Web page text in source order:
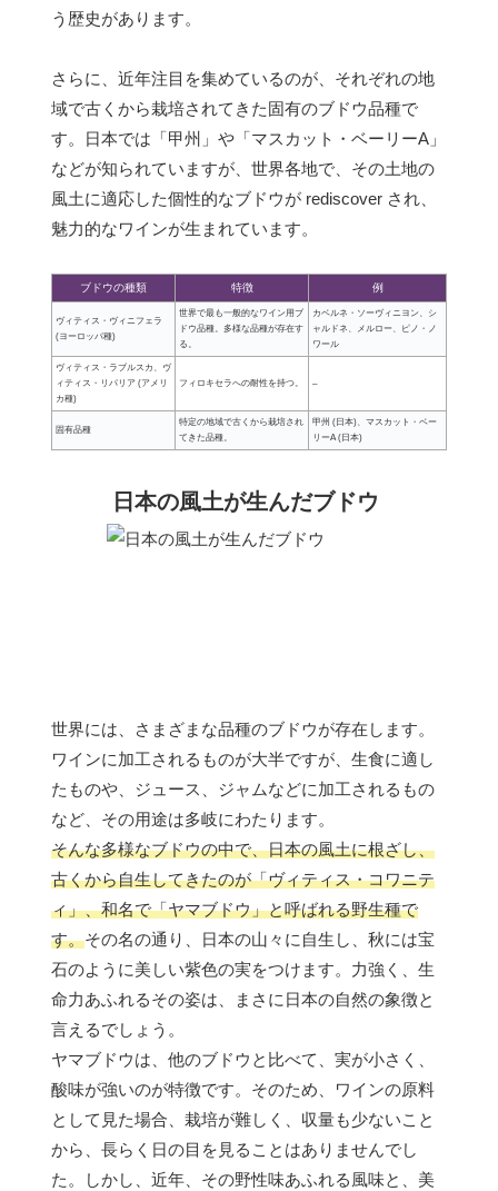
う歴史があります。
さらに、近年注目を集めているのが、それぞれの地
域で古くから栽培されてきた固有のブドウ品種で
す。日本では「甲州」や「マスカット・ベーリーA」
などが知られていますが、世界各地で、その土地の
風土に適応した個性的なブドウが rediscover され、
魅力的なワインが生まれています。
ブドウの種類 特徴 例
ヴィティス・ヴィニフェラ
(ヨーロッパ種)
世界で最も一般的なワイン用ブ
ドウ品種。多様な品種が存在す
る。
カベルネ・ソーヴィニヨン、シ
ャルドネ、メルロー、ピノ・ノ
ワール
ヴィティス・ラブルスカ、ヴ
ィティス・リパリア (アメリ
カ種)
フィロキセラへの耐性を持つ。 –
固有品種
特定の地域で古くから栽培され
てきた品種。
甲州 (日本)、マスカット・ベー
リーA (日本)
日本の風土が生んだブドウ
世界には、さまざまな品種のブドウが存在します。
ワインに加工されるものが大半ですが、生食に適し
たものや、ジュース、ジャムなどに加工されるもの
など、その用途は多岐にわたります。
そんな多様なブドウの中で、日本の風土に根ざし、
古くから自生してきたのが「ヴィティス・コワニテ
ィ」、和名で「ヤマブドウ」と呼ばれる野生種で
す。その名の通り、日本の山々に自生し、秋には宝
石のように美しい紫色の実をつけます。力強く、生
命力あふれるその姿は、まさに日本の自然の象徴と
言えるでしょう。
ヤマブドウは、他のブドウと比べて、実が小さく、
酸味が強いのが特徴です。そのため、ワインの原料
として見た場合、栽培が難しく、収量も少ないこと
から、長らく日の目を見ることはありませんでし
た。しかし、近年、その野性味あふれる風味と、美